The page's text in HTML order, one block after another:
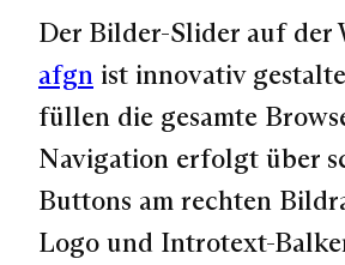
Der Bilder-Slider auf der
afgn ist innovativ
füllen die gesamte
Navigation erfolgt über
Buttons am rechten
Logo und Introtext-